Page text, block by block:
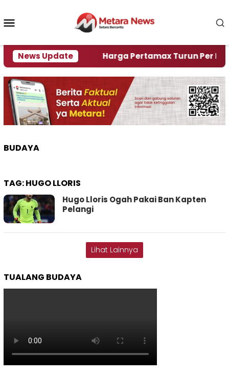
konten
News Update
Krisi Air Harga Pertamax Turun Per Hari Ini,
BUDAYA
TAG:HUGO LLORIS
Hugo Lloris Ogah Pakai Ban Kapten
Pelangi
Lihat Lainnya
TUALANG BUDAYA